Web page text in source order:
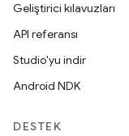
Geliştirici kılavuzları
API referansı
Studio'yu indir
Android NDK
DESTEK